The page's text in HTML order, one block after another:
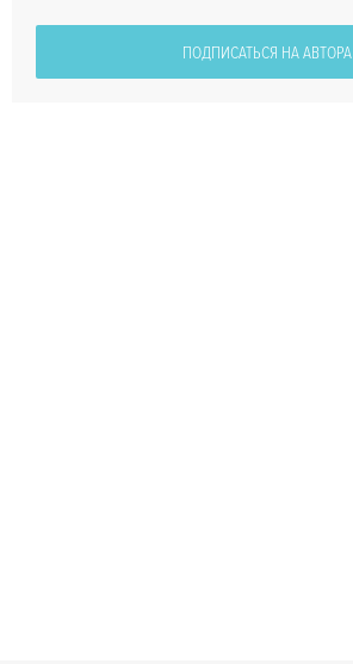
ПОДПИСАТЬСЯ НА АВТОРА